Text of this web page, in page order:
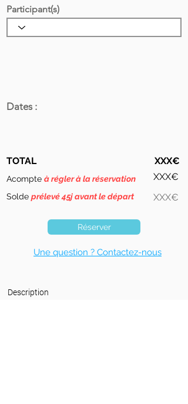
Participant(s)
Dates :
TOTAL
Acompte à régler à la réservation
Solde prélevé 45j avant le départ
XXX€
XXX€
XXX€
Réserver
Une question ? Contactez-nous
Description